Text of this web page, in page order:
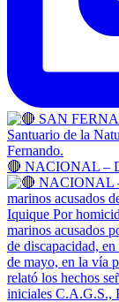
🔴 NACIONAL –